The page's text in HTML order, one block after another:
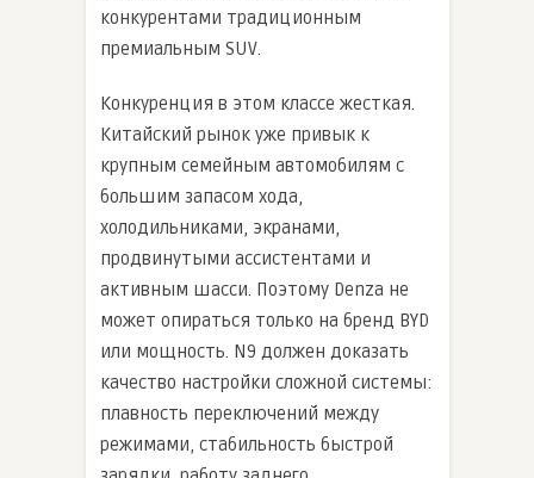
конкурентами традиционным
премиальным SUV.
Конкуренция в этом классе жесткая.
Китайский рынок уже привык к
крупным семейным автомобилям с
большим запасом хода,
холодильниками, экранами,
продвинутыми ассистентами и
активным шасси. Поэтому Denza не
может опираться только на бренд BYD
или мощность. N9 должен доказать
качество настройки сложной системы:
плавность переключений между
режимами, стабильность быстрой